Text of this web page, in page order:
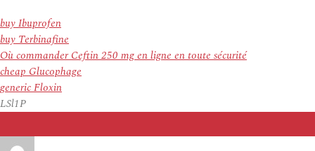
buy Ibuprofen
buy Terbinafine
Où commander Ceftin 250 mg en ligne en toute sécurité
cheap Glucophage
generic Floxin
LSl1P